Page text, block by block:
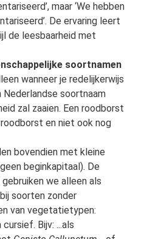
maar ‘We hebben
De ervaring leert
de leesbaarheid met
soortnamen
wanneer je redelijkerwijs
soortnaam
zal zaaien. Een roodborst
en niet ook nog
bovendien met kleine
beginkapitaal). De
we alleen als
soorten zonder
van vegetatietypen:
Bijv: ...als